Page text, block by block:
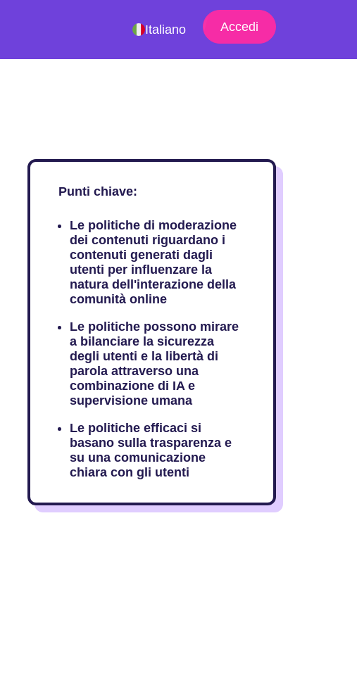
Italiano Accedi
Punti chiave:
Le politiche di moderazione
dei contenuti riguardano i
contenuti generati dagli
utenti per influenzare la
natura dell'interazione della
comunità online
Le politiche possono mirare
a bilanciare la sicurezza
degli utenti e la libertà di
parola attraverso una
combinazione di IA e
supervisione umana
Le politiche efficaci si
basano sulla trasparenza e
su una comunicazione
chiara con gli utenti